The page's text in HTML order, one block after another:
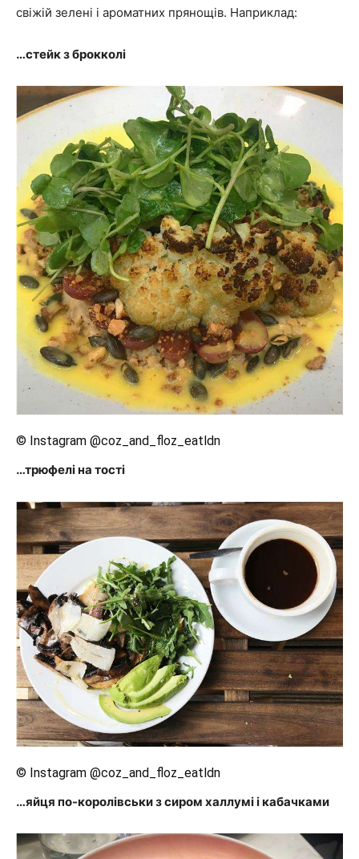
свіжій зелені і ароматних прянощів. Наприклад:
…стейк з брокколі
© Instagram @coz_and_floz_eatldn
…трюфелі на тості
© Instagram @coz_and_floz_eatldn
…яйця по-королівськи з сиром халлумі і кабачками